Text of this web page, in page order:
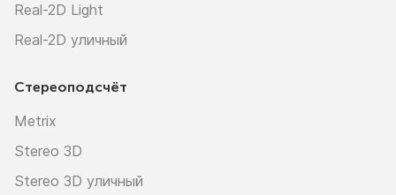
Real-2D Light
Real-2D уличный
Стереоподсчёт
Metrix
Stereo 3D
Stereo 3D уличный